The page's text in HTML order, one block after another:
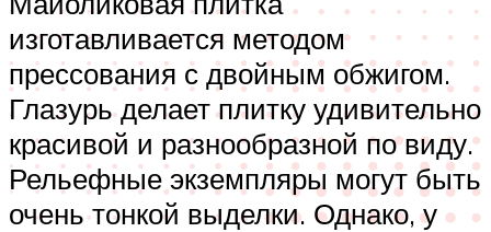
изготавливается методом
прессования с двойным обжигом.
Глазурь делает плитку удивительно
красивой и разнообразной по виду.
Рельефные экземпляры могут быть
очень тонкой выделки. Однако, у